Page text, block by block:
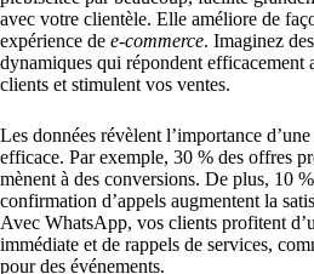
avec votre clientèle. Elle améliore de
expérience de e-commerce. Imaginez
dynamiques qui répondent efficacement
clients et stimulent vos ventes.
Les données révèlent l’importance
efficace. Par exemple, 30 % des offres
mènent à des conversions. De plus, 10
confirmation d’appels augmentent la
Avec WhatsApp, vos clients profitent
immédiate et de rappels de services,
pour des événements.